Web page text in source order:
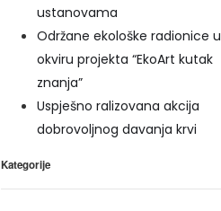
ustanovama
Održane ekološke radionice u
okviru projekta “EkoArt kutak
znanja”
Uspješno ralizovana akcija
dobrovoljnog davanja krvi
Kategorije